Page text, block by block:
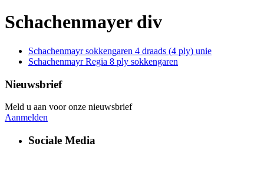
Schachenmayer div
Schachenmayr sokkengaren 4 draads (4 ply) unie
Schachenmayr Regia 8 ply sokkengaren
Nieuwsbrief
Meld u aan voor onze nieuwsbrief
Aanmelden
Sociale Media